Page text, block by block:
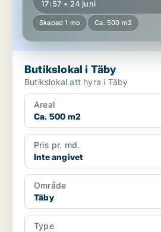
17:57 • 24 juni
Skapad 1 mo Ca. 500 m2
Butikslokal i Täby
Butikslokal att hyra i Täby
Areal
Ca. 500 m2
Pris pr. md.
Inte angivet
Område
Täby
Type